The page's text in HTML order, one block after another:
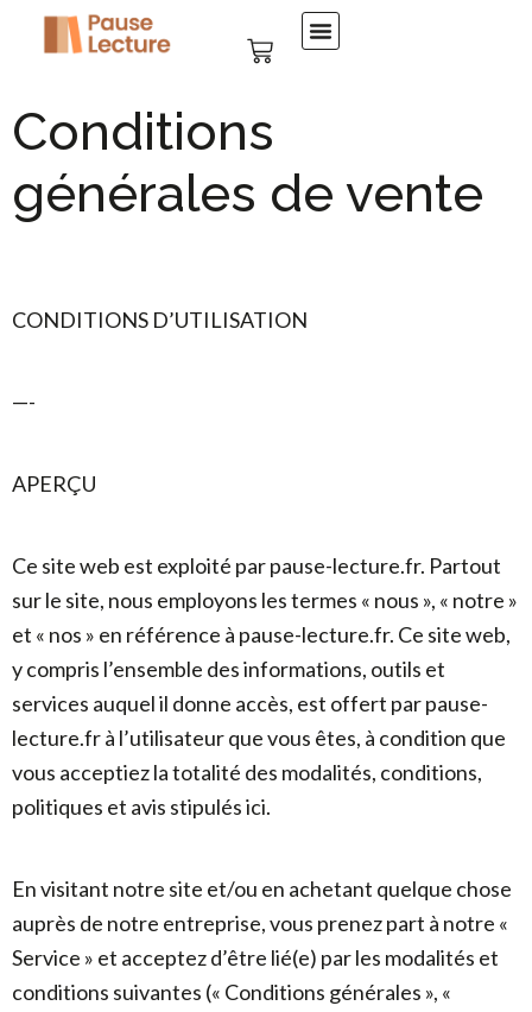
Conditions
générales de vente
CONDITIONS D’UTILISATION
—-
APERÇU
Ce site web est exploité par pause-lecture.fr. Partout
sur le site, nous employons les termes « nous », « notre »
et « nos » en référence à pause-lecture.fr. Ce site web,
y compris l’ensemble des informations, outils et
services auquel il donne accès, est offert par pause-
lecture.fr à l’utilisateur que vous êtes, à condition que
vous acceptiez la totalité des modalités, conditions,
politiques et avis stipulés ici.
En visitant notre site et/ou en achetant quelque chose
auprès de notre entreprise, vous prenez part à notre «
Service » et acceptez d’être lié(e) par les modalités et
conditions suivantes (« Conditions générales », «